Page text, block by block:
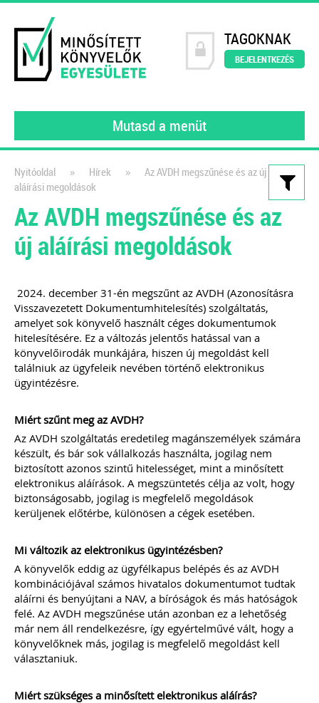
TAGOKNAK
BEJELENTKEZÉS
Mutasd a menüt
200 könyvelői kérdés – 200
szakértői válasz
A MINKE tagjai (gyakorló könyvelői)
által feltett kérdéseket gyűjtöttük
össze.A könyvelők kérdéseire részletes
gyakorlatias választ adunk.
A kiadvány sokszínűsége miatt
megtalálni.
Ízelítő a kiadvány tartalmából:
Külföldi előlegszámla árfolyama
Bérelt személygépkocsival kapcsolatos
bírság könyvelése
Osztalék kifizetése ingatlan átadásával
Fuvarozó vállalkozás esetén
alkalmazandó munkaidőkeretre
vonatkozó szabályok
Végelszámolásból kényszertörlés –
bevallási és beszámolási
kötelezettségek
formában érhető el!
Nyitóoldal » Hírek »
Az AVDH megszűnése és az új
aláírási megoldások
Az AVDH megszűnése és az
új aláírási megoldások
2024. december 31-én megszűnt az AVDH (Azonosításra
Visszavezetett Dokumentumhitelesítés) szolgáltatás,
amelyet sok könyvelő használt céges dokumentumok
hitelesítésére. Ez a változás jelentős hatással van a
könyvelőirodák munkájára, hiszen új megoldást kell
találniuk az ügyfeleik nevében történő elektronikus
ügyintézésre.
Miért szűnt meg az AVDH?
Az AVDH szolgáltatás eredetileg magánszemélyek számára
készült, és bár sok vállalkozás használta, jogilag nem
biztosított azonos szintű hitelességet, mint a minősített
elektronikus aláírások. A megszüntetés célja az volt, hogy
biztonságosabb, jogilag is megfelelő megoldások
kerüljenek előtérbe, különösen a cégek esetében.
Mi változik az elektronikus ügyintézésben?
A könyvelők eddig az ügyfélkapus belépés és az AVDH
kombinációjával számos hivatalos dokumentumot tudtak
aláírni és benyújtani a NAV, a bíróságok és más hatóságok
felé. Az AVDH megszűnése után azonban ez a lehetőség
már nem áll rendelkezésre, így egyértelművé vált, hogy a
könyvelőknek más, jogilag is megfelelő megoldást kell
választaniuk.
Miért szükséges a minősített elektronikus aláírás?